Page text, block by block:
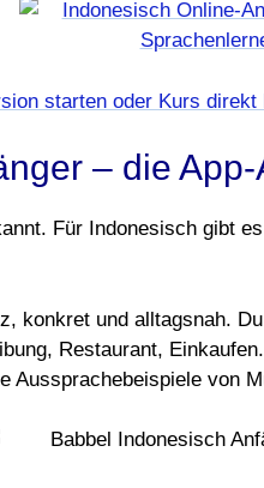
starten oder Kurs
– die
Für Indonesisch gibt
konkret und alltagsnah.
Restaurant,
Aussprachebeispiele von